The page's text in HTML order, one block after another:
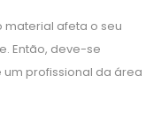
material afeta o seu
Então, deve-se
profissional da área